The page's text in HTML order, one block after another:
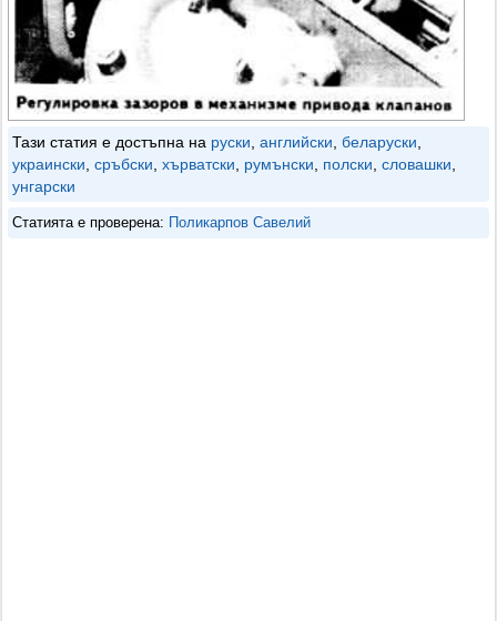
Тази статия е достъпна на руски английски беларуски
украински сръбски хърватски румънски полски словашки
унгарски
Статията е проверена: Поликарпов Савелий